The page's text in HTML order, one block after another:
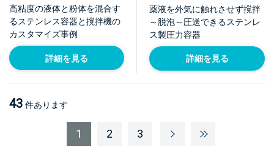
高粘度の液体と粉体を混合す
るステンレス容器と撹拌機の
カスタマイズ事例
詳細を見る
薬液を外気に触れさせず撹拌
～脱泡～圧送できるステンレ
ス製圧力容器
詳細を見る
43 件あります
1 2 3